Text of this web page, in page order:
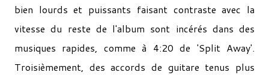
bien lourds et puissants faisant contraste avec la
vitesse du reste de l'album sont incérés dans des
musiques rapides, comme à 4:20 de 'Split Away'.
Troisièmement, des accords de guitare tenus plus